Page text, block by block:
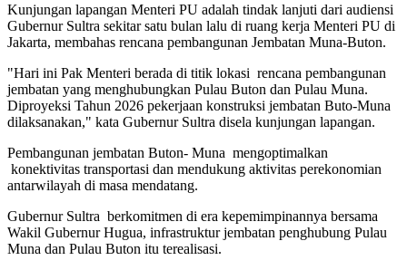
Kunjungan lapangan Menteri PU adalah tindak lanjuti dari audiensi
Gubernur Sultra sekitar satu bulan lalu di ruang kerja Menteri PU di
Jakarta, membahas rencana pembangunan Jembatan Muna-Buton.
"Hari ini Pak Menteri berada di titik lokasi rencana pembangunan
jembatan yang menghubungkan Pulau Buton dan Pulau Muna.
Diproyeksi Tahun 2026 pekerjaan konstruksi jembatan Buto-Muna
dilaksanakan," kata Gubernur Sultra disela kunjungan lapangan.
Pembangunan jembatan Buton- Muna mengoptimalkan
konektivitas transportasi dan mendukung aktivitas perekonomian
antarwilayah di masa mendatang.
Gubernur Sultra berkomitmen di era kepemimpinannya bersama
Wakil Gubernur Hugua, infrastruktur jembatan penghubung Pulau
Muna dan Pulau Buton itu terealisasi.